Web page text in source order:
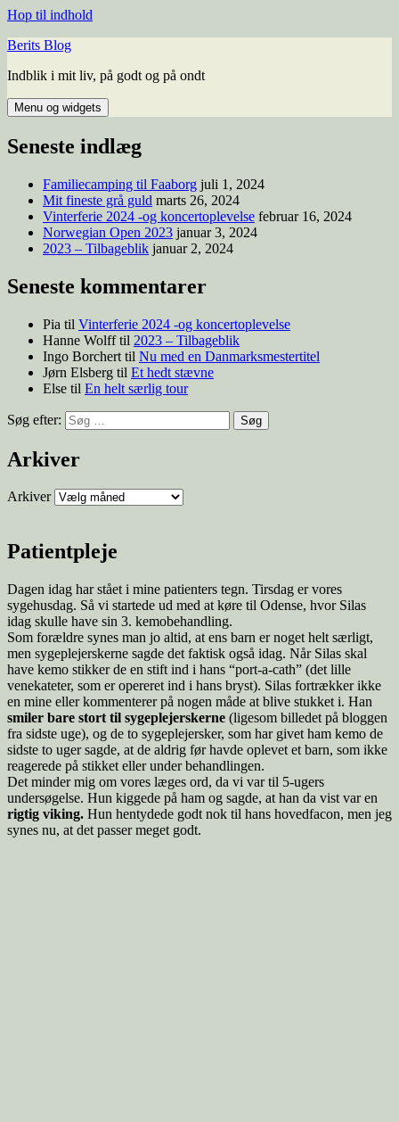
Hop til indhold
Berits Blog
Indblik i mit liv, på godt og på ondt
Menu og widgets
Seneste indlæg
Familiecamping til Faaborg juli 1, 2024
Mit fineste grå guld marts 26, 2024
Vinterferie 2024 -og koncertoplevelse februar 16, 2024
Norwegian Open 2023 januar 3, 2024
2023 – Tilbageblik januar 2, 2024
Seneste kommentarer
Pia til Vinterferie 2024 -og koncertoplevelse
Hanne Wolfftil 2023 – Tilbageblik
Ingo Borchert til Nu med en Danmarksmestertitel
Jørn Elsberg til Et hedt stævne
Else til En helt særlig tour
Søg efter:
Arkiver
Arkiver
Patientpleje
Dagen idag har stået i mine patienters tegn. Tirsdag er vores
sygehusdag. Så vi startede ud med at køre til Odense, hvor Silas
idag skulle have sin 3. kemobehandling.
Som forældre synes man jo altid, at ens barn er noget helt særligt,
men sygeplejerskerne sagde det faktisk også idag. Når Silas skal
have kemo stikker de en stift ind i hans “port-a-cath” (det lille
venekateter, som er opereret ind i hans bryst). Silas fortrækker ikke
en mine eller kommenterer på nogen måde at blive stukket i. Han
smiler bare stort til sygeplejerskerne (ligesom billedet på bloggen
fra sidste uge), og de to sygeplejersker, som har givet ham kemo de
sidste to uger sagde, at de aldrig før havde oplevet et barn, som ikke
reagerede på stikket eller under behandlingen.
Det minder mig om vores læges ord, da vi var til 5-ugers
undersøgelse. Hun kiggede på ham og sagde, at han da vist var en
rigtig viking. Hun hentydede godt nok til hans hovedfacon, men jeg
synes nu, at det passer meget godt.